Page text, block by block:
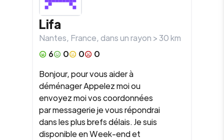
Lifa
Nantes, France, dans un rayon >30km
6
0 0
0
Bonjour, pour vous aider à
déménager Appelez moi ou
envoyez moi vos coordonnées
par messagerie je vous répondrai
dans les plus brefs délais. Je suis
disponible en Week-end et